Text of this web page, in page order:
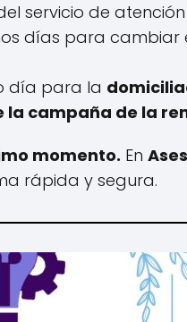
servicio de atención
días para
día para la
la campaña de la
momento. En
rápida y segura.